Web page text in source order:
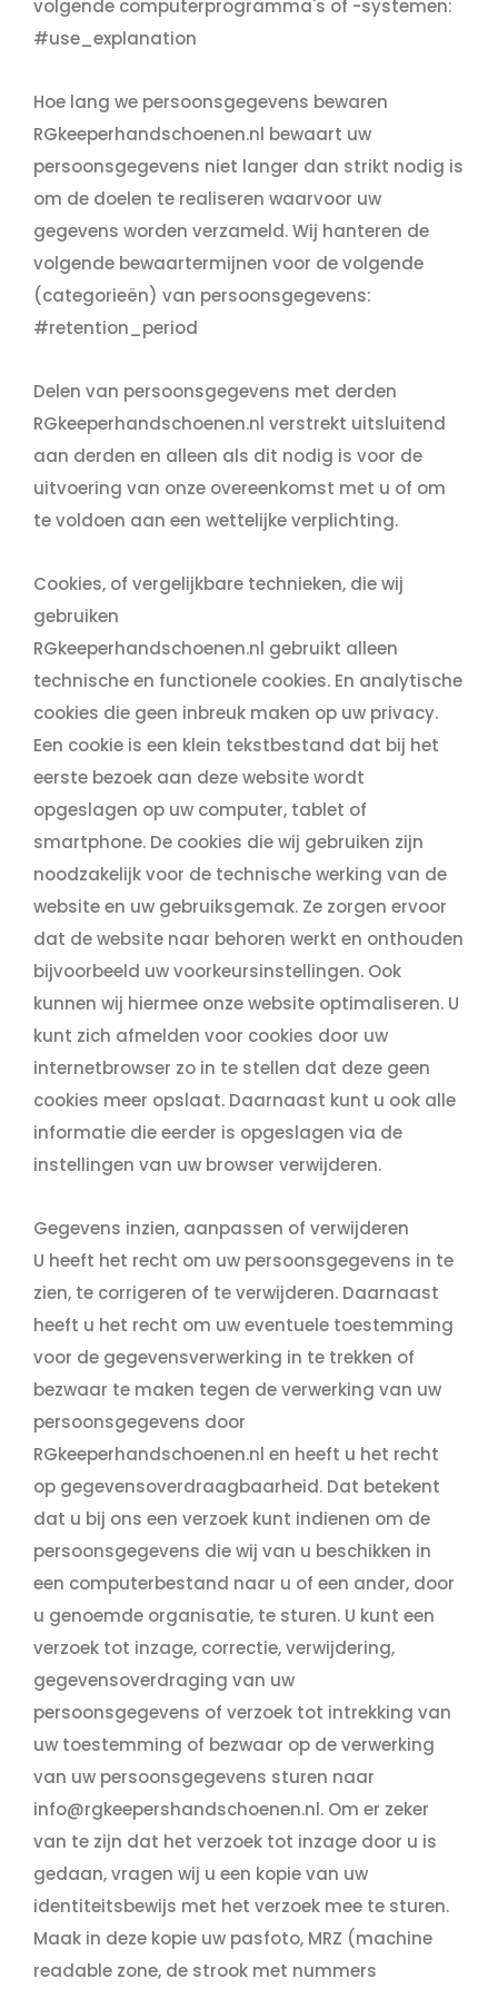
volgende computerprogramma's of -systemen:
#use_explanation
Hoe lang we persoonsgegevens bewaren
RGkeeperhandschoenen.nl bewaart uw
persoonsgegevens niet langer dan strikt nodig is
om de doelen te realiseren waarvoor uw
gegevens worden verzameld. Wij hanteren de
volgende bewaartermijnen voor de volgende
(categorieën) van persoonsgegevens:
#retention_period
Delen van persoonsgegevens met derden
RGkeeperhandschoenen.nl verstrekt uitsluitend
aan derden en alleen als dit nodig is voor de
uitvoering van onze overeenkomst met u of om
te voldoen aan een wettelijke verplichting.
Cookies, of vergelijkbare technieken, die wij
gebruiken
RGkeeperhandschoenen.nl gebruikt alleen
technische en functionele cookies. En analytische
cookies die geen inbreuk maken op uw privacy.
Een cookie is een klein tekstbestand dat bij het
eerste bezoek aan deze website wordt
opgeslagen op uw computer, tablet of
smartphone. De cookies die wij gebruiken zijn
noodzakelijk voor de technische werking van de
website en uw gebruiksgemak. Ze zorgen ervoor
dat de website naar behoren werkt en onthouden
bijvoorbeeld uw voorkeursinstellingen. Ook
kunnen wij hiermee onze website optimaliseren. U
kunt zich afmelden voor cookies door uw
internetbrowser zo in te stellen dat deze geen
cookies meer opslaat. Daarnaast kunt u ook alle
informatie die eerder is opgeslagen via de
instellingen van uw browser verwijderen.
Gegevens inzien, aanpassen of verwijderen
U heeft het recht om uw persoonsgegevens in te
zien, te corrigeren of te verwijderen. Daarnaast
heeft u het recht om uw eventuele toestemming
voor de gegevensverwerking in te trekken of
bezwaar te maken tegen de verwerking van uw
persoonsgegevens door
RGkeeperhandschoenen.nl en heeft u het recht
op gegevensoverdraagbaarheid. Dat betekent
dat u bij ons een verzoek kunt indienen om de
persoonsgegevens die wij van u beschikken in
een computerbestand naar u of een ander, door
u genoemde organisatie, te sturen. U kunt een
verzoek tot inzage, correctie, verwijdering,
gegevensoverdraging van uw
persoonsgegevens of verzoek tot intrekking van
uw toestemming of bezwaar op de verwerking
van uw persoonsgegevens sturen naar
info@rgkeepershandschoenen.nl. Om er zeker
van te zijn dat het verzoek tot inzage door u is
gedaan, vragen wij u een kopie van uw
identiteitsbewijs met het verzoek mee te sturen.
Maak in deze kopie uw pasfoto, MRZ (machine
readable zone, de strook met nummers